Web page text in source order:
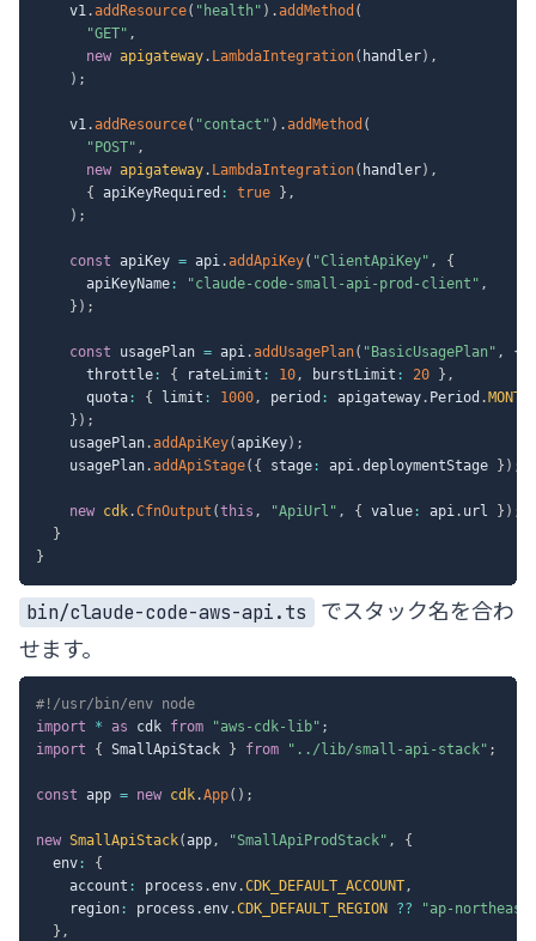
    v1
.addResource( "health" ) .addMethod (
"GET" ,
new apigateway. LambdaIntegration( handler) ,
) ;
    v1
.addResource( "contact" ) .addMethod (
"POST" ,
new apigateway. LambdaIntegration( handler) ,
{
apiKeyRequired : true } ,
) ;
const apiKey = api.addApiKey( "ClientApiKey" ,
{
      apiKeyName
: "claude-code-small-api-prod-client" ,
} ) ;
const usagePlan = api.addUsagePlan( "BasicUsagePlan" ,
{
      throttle
: { rateLimit : 10, burstLimit : 20 } ,
      quota
: { limit : 1000, period : apigateway. Period . MONTH
} ) ;
    usagePlan
.addApiKey(apiKey) ;
    usagePlan
.addApiStage( { stage : api.deploymentStage } ) ;
new cdk.CfnOutput (this , "ApiUrl" , { value : api. url } ) ;
}
}
bin/claude-code-aws-api.ts
でスタック名を合わ
せます。
#!/usr/bin/env node
import
* as cdk from "aws-cdk-lib" ;
import
{ SmallApiStack } from "../lib/small-api-stack" ;
const app = new cdk.App( ) ;
new SmallApiStack(app, "SmallApiProdStack" ,
{
  env
:
{
    account
: process .env.CDK_DEFAULT_ACCOUNT,
    region
: process .env.CDK_DEFAULT_REGION ??
"ap-
} ,